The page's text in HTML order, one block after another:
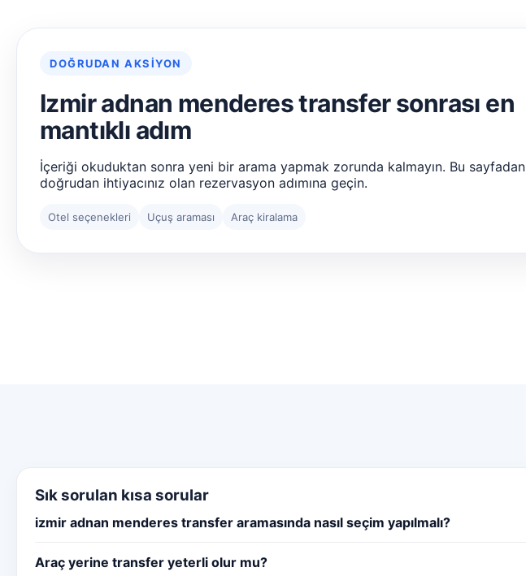
DOĞRUDAN AKSIYON
Izmir adnan menderes transfer sonrası en
mantıklı adım
İçeriği okuduktan sonra yeni bir arama yapmak zorunda kalmayın. Bu sayfadan
doğrudan ihtiyacınız olan rezervasyon adımına geçin.
Otel seçenekleri Uçuş araması Araç kiralama
Sık sorulan kısa sorular
izmir adnan menderes transfer aramasında nasıl seçim yapılmalı?
Araç yerine transfer yeterli olur mu?